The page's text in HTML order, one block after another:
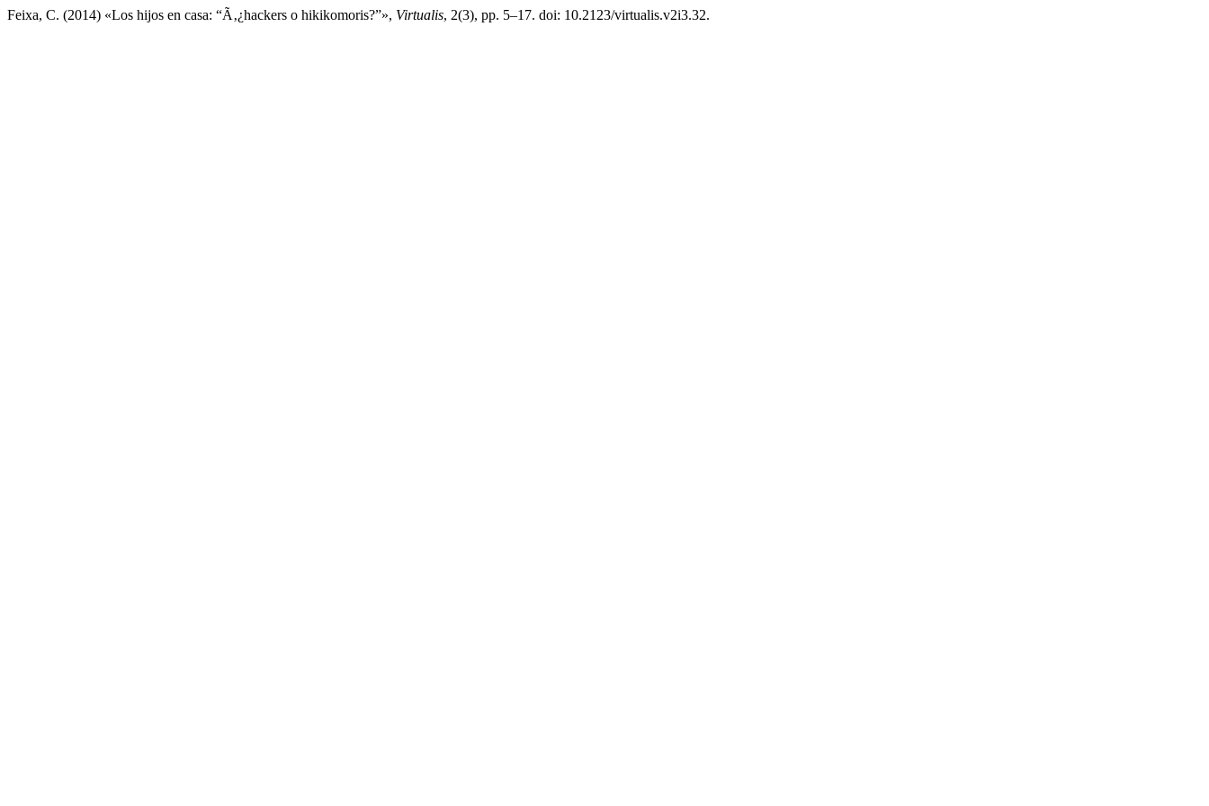
Feixa, C. (2014) «Los hijos en casa: “Ã‚¿hackers o hikikomoris?”», Virtualis, 2(3), pp. 5–17. doi: 10.2123/virtualis.v2i3.32.